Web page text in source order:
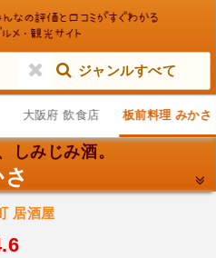
ジャンルすべて
大阪府 飲食店 板前料理 みかさ
しみじみ酒。
居酒屋